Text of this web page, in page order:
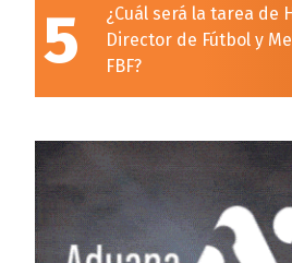
5
¿Cuál será la tarea de
Director de Fútbol y
FBF?